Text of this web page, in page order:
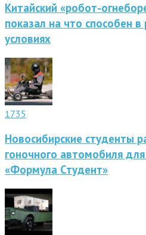
Китайский «робот-
показал на что способен
условиях
1735
Новосибирские студенты
гоночного автомобиля
«Формула Студент»